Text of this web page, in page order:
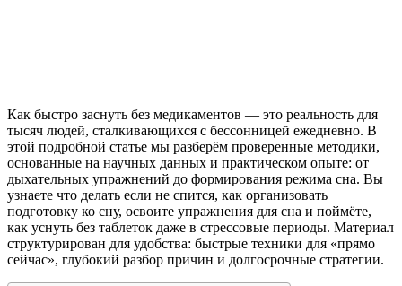
Как быстро заснуть без медикаментов — это реальность для
тысяч людей, сталкивающихся с бессонницей ежедневно. В
этой подробной статье мы разберём проверенные методики,
основанные на научных данных и практическом опыте: от
дыхательных упражнений до формирования режима сна. Вы
узнаете что делать если не спится, как организовать
подготовку ко сну, освоите упражнения для сна и поймёте,
как уснуть без таблеток даже в стрессовые периоды. Материал
структурирован для удобства: быстрые техники для «прямо
сейчас», глубокий разбор причин и долгосрочные стратегии.